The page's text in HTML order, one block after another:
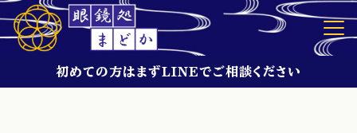
初めての方はまずLINEでご相談ください